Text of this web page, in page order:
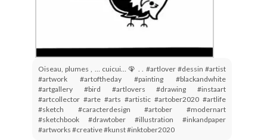
Oiseau, plumes , … cuicui… 🦚 . . #artlover #dessin #artist
#artwork #artoftheday #painting #blackandwhite
#artgallery #bird #artlovers #drawing #instaart
#artcollector #arte #arts #artistic #artober2020 #artlife
#sketch #caracterdesign #artober #modernart
#sketchbook #drawtober #illustration #inkandpaper
#artworks #creative #kunst #inktober2020